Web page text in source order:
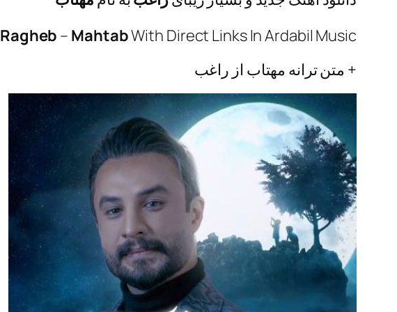
Ragheb – MahtabWith Direct Links In Ardabil Music
+ متن ترانه مهتاب از راغب